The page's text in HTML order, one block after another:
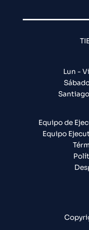
Lun -
Equipo de
Equipo